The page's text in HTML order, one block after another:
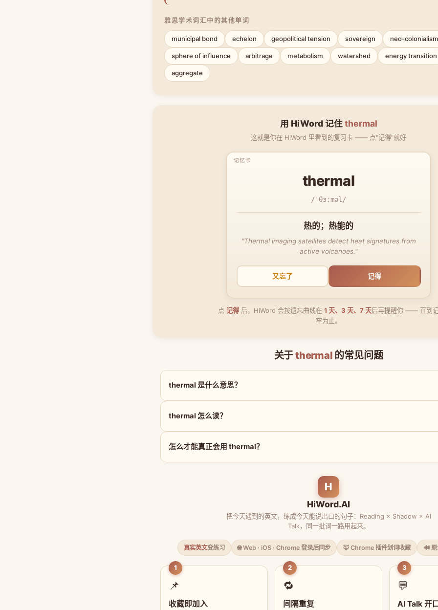
雅思学术词汇中的其他单词
municipal bond echelon geopolitical tension sovereign neo-colonialism
sphere of influence arbitrage metabolism watershed energy transition
aggregate
用 HiWord 记住thermal
这就是你在 HiWord 里看到的复习卡 —— 点"记得"就好
thermal
/ˈθɜːməl/
热的；热能的
"Thermal imaging satellites detect heat signatures from
active volcanoes."
又忘了 记得
点 记得 后，HiWord 会按遗忘曲线在 1 天、3 天、7 天后再提醒你 —— 直到
牢为止。
关于thermal 的常见问题
thermal 是什么意思？
thermal 怎么读？
怎么才能真正会用 thermal？
H
HiWord.AI
把今天遇到的英文，练成今天能说出口的句子：Reading × Shadow × AI
Talk，同一批词一路用起来。
真实英文变练习 🌐 Web · iOS · Chrome 登录后同步 🦊 Chrome 插件划词收藏 🔊
1
📌
收藏即加入
2
🔁
间隔重复
3
💬
AI Talk 开